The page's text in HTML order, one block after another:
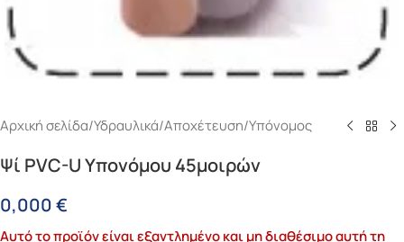
Αρχική σελίδα/Υδραυλικά/Αποχέτευση/Υπόνομος
Ψί PVC-U Υπονόμου 45μοιρών
0,000€
Αυτό το προϊόν είναι εξαντλημένο και μη διαθέσιμο αυτή τη